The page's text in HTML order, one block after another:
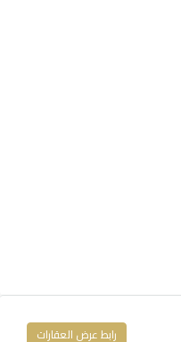
رابط عرض العقارات